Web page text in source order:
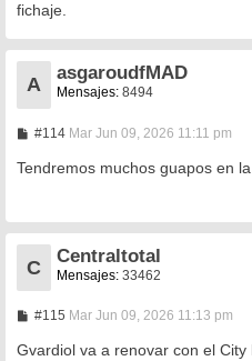
fichaje.
A
asgaroudfMAD
Mensajes: 8494
#114M
n
s
e
Mar Jun 09, 2026 11:11 pm
Tendremos muchos guapos en
C
Centraltotal
Mensajes: 33462
#115M
n
Mar Jun 09, 2026 11:13 pm
Gvardiol va a renovar con el City